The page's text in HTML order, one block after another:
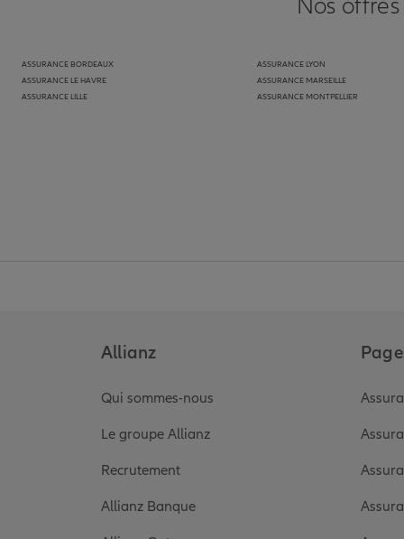
Nos
ASSURANCE BORDEAUX
ASSURANCE LE HAVRE
ASSURANCE LILLE
ASSURANCE LYON
ASSURANCE MARSEILLE
ASSURANCE MONTPELLIER
Allianz
Qui sommes-nous
Le groupe Allianz
Recrutement
Allianz Banque